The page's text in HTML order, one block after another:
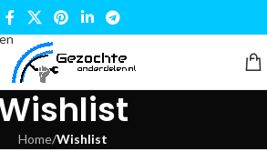
Home/Wishlist